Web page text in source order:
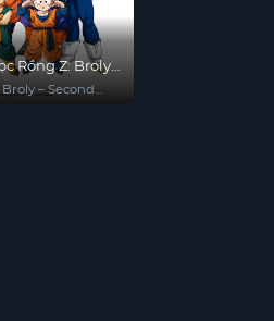
Rồng Z: Broly
– Second